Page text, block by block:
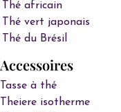
Thé africain
Thé vert japonais
Thé du Brésil
Accessoires
Tasse à thé
Theiere isotherme